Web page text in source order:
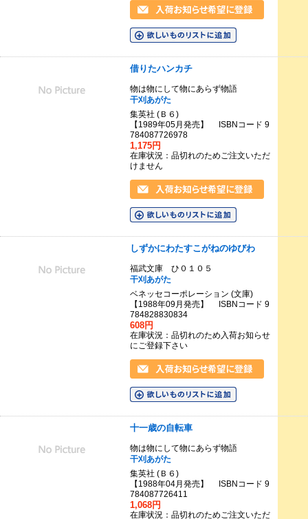
借りたハンカチ
物は物にして物にあらず物語
干刈あがた
集英社 (Ｂ６)
【1989年05月発売】 ISBNコード 9
784087726978
1,175円
在庫状況：品切れのためご注文いただ
けません
しずかにわたすこがねのゆびわ
福武文庫 ひ０１０５
干刈あがた
ベネッセコーポレーション (文庫)
【1988年09月発売】 ISBNコード 9
784828830834
608円
在庫状況：品切れのため入荷お知らせ
にご登録下さい
十一歳の自転車
物は物にして物にあらず物語
干刈あがた
集英社 (Ｂ６)
【1988年04月発売】 ISBNコード 9
784087726411
1,068円
在庫状況：品切れのためご注文いただ